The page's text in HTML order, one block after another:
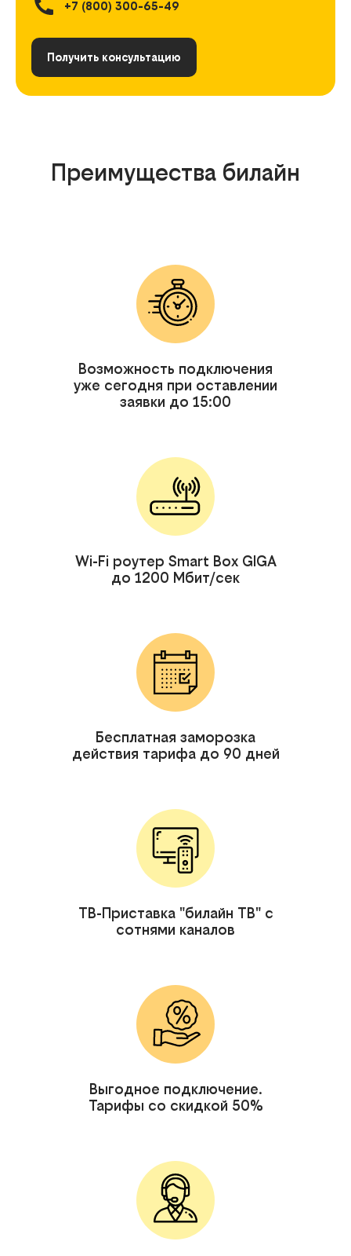
+7 (800) 300-65-49
Получить консультацию
Преимущества билайн
Возможность подключения
уже сегодня при оставлении
заявки до 15:00
Wi-Fi роутер Smart Box GIGA
до 1200 Мбит/сек
Бесплатная заморозка
действия тарифа до 90 дней
ТВ-Приставка "билайн ТВ" с
сотнями каналов
Выгодное подключение.
Тарифы со скидкой 50%